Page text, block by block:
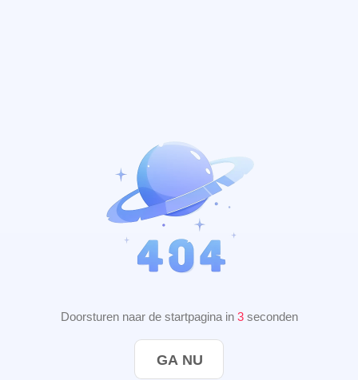
Doorsturen naar de startpagina in 2seconden
GA NU